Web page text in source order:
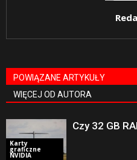
POWIĄZANE ARTYKUŁY
WIĘCEJ OD AUTORA
Karty
graficzne
NVIDIA
Czy 32 GB